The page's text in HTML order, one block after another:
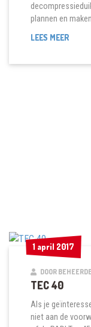
plannen en
LEES MEERTEC
1 april 2017
1 april 2017
DOOR
TEC 40
Als je
niet aan de